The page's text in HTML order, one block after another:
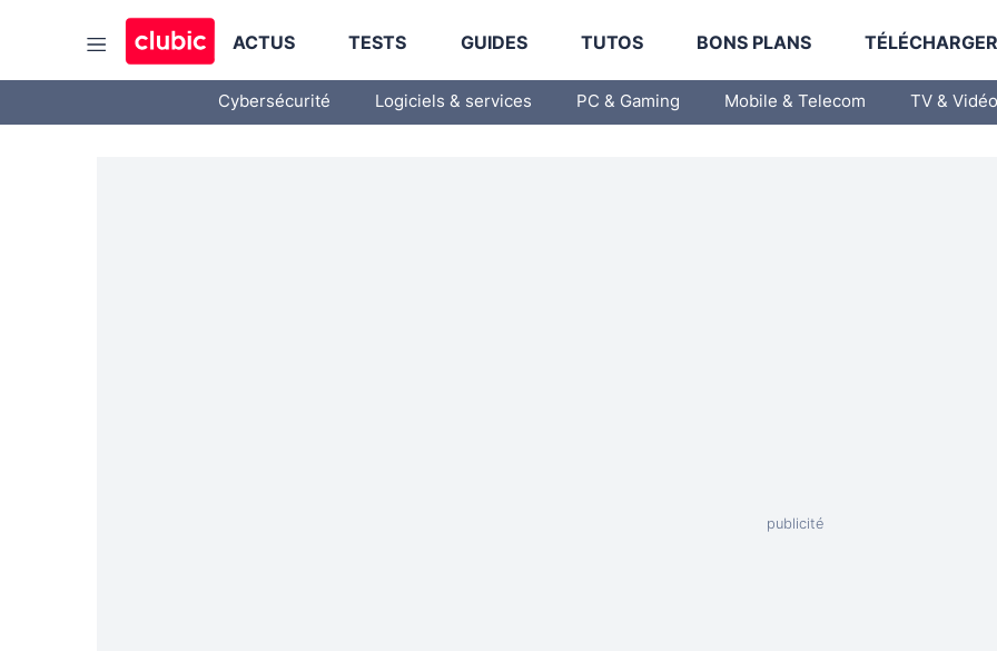
ACTUS TESTS GUIDES TUTOS BONS PLANS
Cybersécurité Logiciels & services PC & Gaming Mobile & Telecom TV & Vidéo